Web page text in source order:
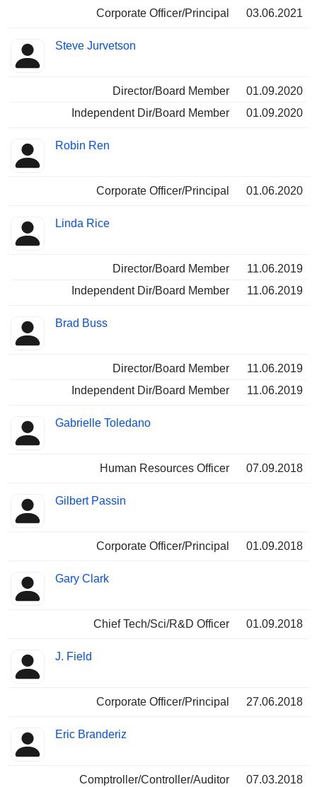
Corporate Officer/Principal 03.06.2021
Steve Jurvetson
Director/Board Member
01.09.2020
Independent Dir/Board Member
01.09.2020
Robin Ren
Corporate Officer/Principal 01.06.2020
Linda Rice
Director/Board Member
11.06.2019
Independent Dir/Board Member
11.06.2019
Brad Buss
Director/Board Member
11.06.2019
Independent Dir/Board Member
11.06.2019
Gabrielle Toledano
Human Resources Officer 07.09.2018
Gilbert Passin
Corporate Officer/Principal 01.09.2018
Gary Clark
Chief Tech/Sci/R&D Officer 01.09.2018
J. Field
Corporate Officer/Principal 27.06.2018
Eric Branderiz
Comptroller/Controller/Auditor 07.03.2018